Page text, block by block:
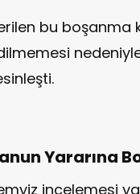
bu boşanma
Yararına
incelemesi